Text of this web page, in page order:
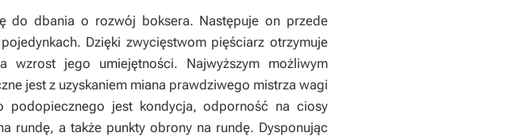
do dbania o rozwój boksera. Następuje on przede
Dzięki zwycięstwom pięściarz otrzymuje
wzrost jego umiejętności. Najwyższym możliwym
jest z uzyskaniem miana prawdziwego mistrza wagi
podopiecznego jest kondycja, odporność na ciosy
rundę, a także punkty obrony na rundę. Dysponując